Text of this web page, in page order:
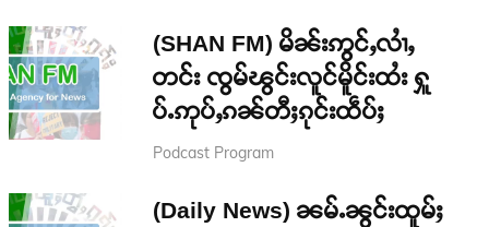
(SHAN FM) မိၼ်းဢွင်ႇလၢႆႇ
တင်း ၸွမ်ၽွင်းလူင်မိူင်းထႆး ႁူ
ပ်ႉဢုပ်ႇၵၼ်တီႈၵုင်းထဵပ်ႈ
Podcast Program
(Daily News) ၼမ်ႉၼွင်းထူမ်ႈ